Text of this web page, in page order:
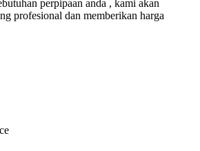
perpipaan anda , kami akan
profesional dan memberikan harga